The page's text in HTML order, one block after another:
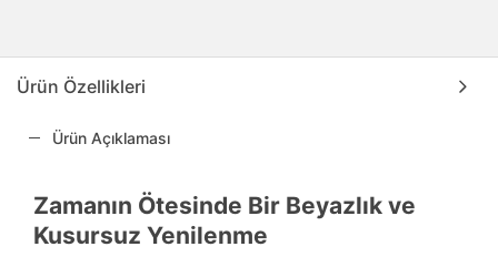
Ürün Özellikleri
Ürün Açıklaması
Zamanın Ötesinde Bir Beyazlık ve
Kusursuz Yenilenme